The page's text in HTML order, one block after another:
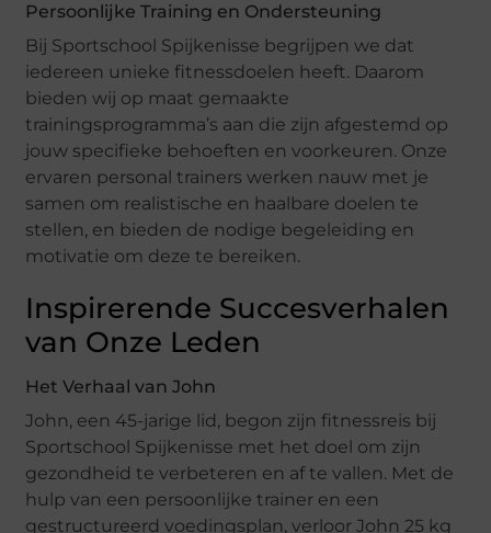
Persoonlijke Training en Ondersteuning
Bij Sportschool Spijkenisse begrijpen we dat
iedereen unieke fitnessdoelen heeft. Daarom
bieden wij op maat gemaakte
trainingsprogramma’s aan die zijn afgestemd op
jouw specifieke behoeften en voorkeuren. Onze
ervaren personal trainers werken nauw met je
samen om realistische en haalbare doelen te
stellen, en bieden de nodige begeleiding en
motivatie om deze te bereiken.
Inspirerende Succesverhalen
van Onze Leden
Het Verhaal van John
John, een 45-jarige lid, begon zijn fitnessreis bij
Sportschool Spijkenisse met het doel om zijn
gezondheid te verbeteren en af te vallen. Met de
hulp van een persoonlijke trainer en een
gestructureerd voedingsplan, verloor John 25 kg